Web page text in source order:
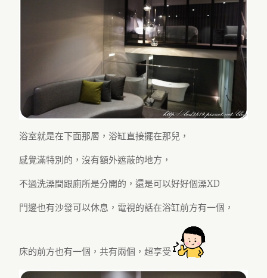
浴室就是在下面那層，浴缸直接擺在那兒，
感覺滿特別的，沒有額外遮蔽的地方，
不過洗澡間跟廁所是分開的，還是可以好好個澡XD
門邊也有沙發可以休息，電視的話在浴缸前方有一個，
床的前方也有一個，共有兩個，超享受